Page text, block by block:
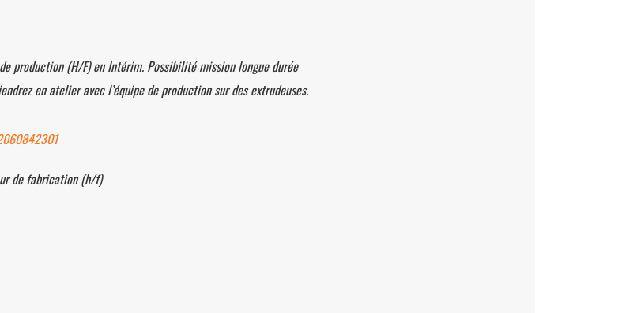
production (H/F) en Intérim. Possibilité mission longue durée
en atelier avec l’équipe de production sur des extrudeuses.
de fabrication (h/f)